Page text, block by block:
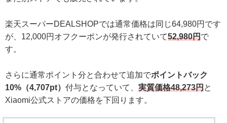
楽天スーパーDEALSHOPでは通常価格は同じ64,980円です
が、12,000円オフクーポンが発行されていて52,980円で
す。
さらに通常ポイント分と合わせて追加でポイントバック
10%（4,707pt） 付与となっていて、 実質価格48,273円と
Xiaomi公式ストアの価格を下回ります。